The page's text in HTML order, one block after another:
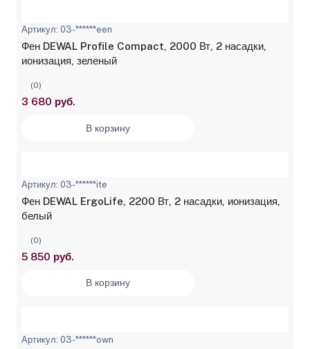
Артикул: 03-******een
Фен DEWAL Profile Compact, 2000 Вт, 2 насадки,
ионизация, зеленый
(0)
3 680 руб.
В корзину
Артикул: 03-******ite
Фен DEWAL ErgoLife, 2200 Вт, 2 насадки, ионизация,
белый
(0)
5 850 руб.
В корзину
Артикул: 03-******own